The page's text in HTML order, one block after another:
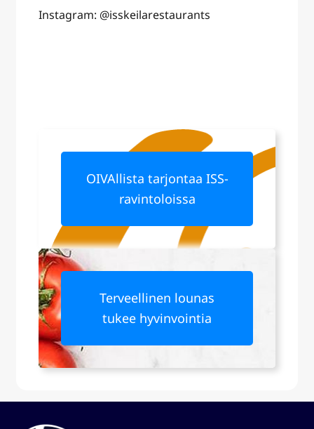
Instagram: @isskeilarestaurants
OIVAllista tarjontaa ISS-
ravintoloissa
Terveellinen lounas
tukee hyvinvointia